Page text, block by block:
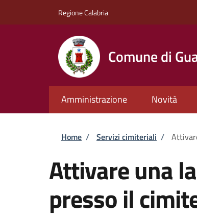
Regione Calabria
Comune di
Amministrazione Novità
Briciole di pane
Home / Servizi cimiteriali /
Attivare una
presso il